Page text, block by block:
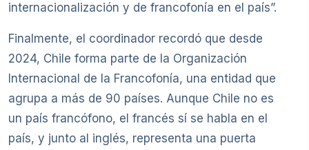
internacionalización y de francofonía en el país”.
Finalmente, el coordinador recordó que desde
2024, Chile forma parte de la Organización
Internacional de la Francofonía, una entidad que
agrupa a más de 90 países. Aunque Chile no es
un país francófono, el francés sí se habla en el
país, y junto al inglés, representa una puerta